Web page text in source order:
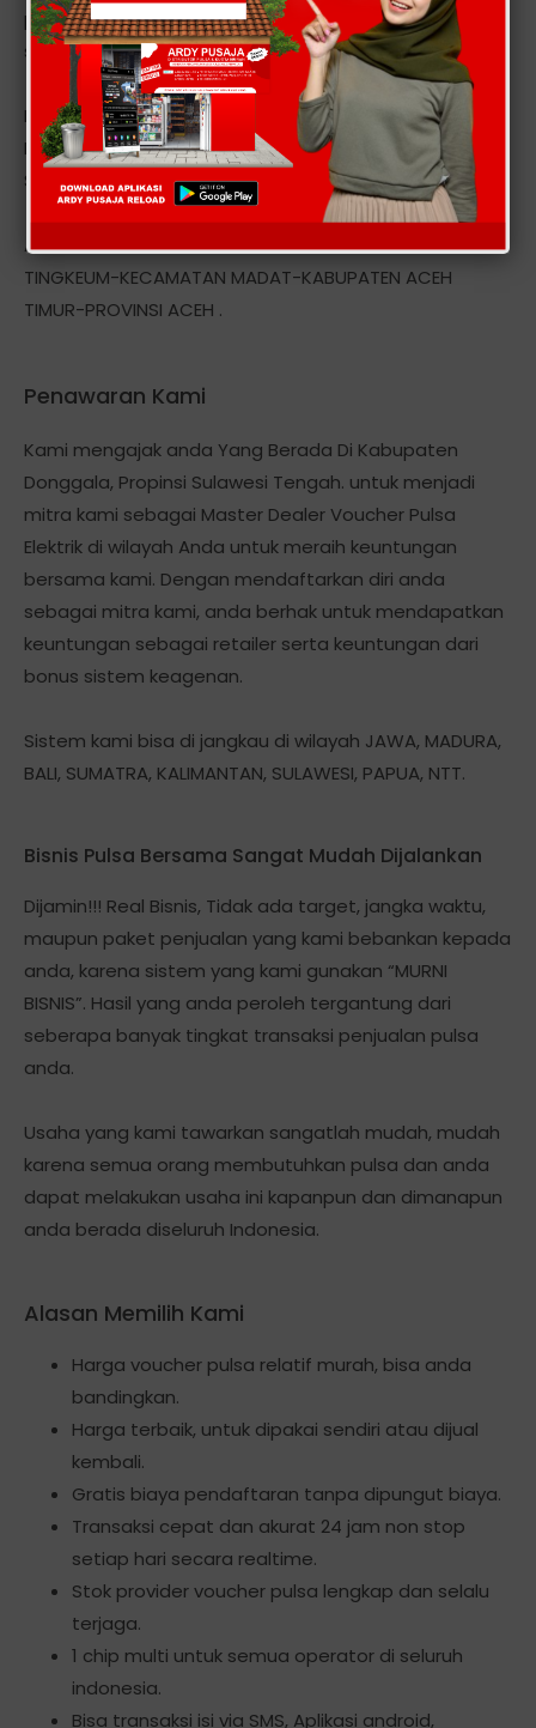
pengisian multi operator, transaksi 24 jam non stop
setiap hari secara realtime.
Layanan kami meliputi seluruh provider seluler seperti :
Mentari, Indosat IM3, Simpati, AS, XL, Telkom, Esia, Ceria,
Smart, Axis, Three StarOne, Hepi dan Token Pln, dll
Alamat kantor kami berlokasi Di: DESA MEUNASAH
TINGKEUM-KECAMATAN MADAT-KABUPATEN ACEH
TIMUR-PROVINSI ACEH .
Penawaran Kami
Kami mengajak anda Yang Berada Di Kabupaten
Donggala, Propinsi Sulawesi Tengah. untuk menjadi
mitra kami sebagai Master Dealer Voucher Pulsa
Elektrik di wilayah Anda untuk meraih keuntungan
bersama kami. Dengan mendaftarkan diri anda
sebagai mitra kami, anda berhak untuk mendapatkan
keuntungan sebagai retailer serta keuntungan dari
bonus sistem keagenan.
Sistem kami bisa di jangkau di wilayah JAWA, MADURA,
BALI, SUMATRA, KALIMANTAN, SULAWESI, PAPUA, NTT.
Bisnis Pulsa Bersama Sangat Mudah Dijalankan
Dijamin!!! Real Bisnis, Tidak ada target, jangka waktu,
maupun paket penjualan yang kami bebankan kepada
anda, karena sistem yang kami gunakan “MURNI
BISNIS”. Hasil yang anda peroleh tergantung dari
seberapa banyak tingkat transaksi penjualan pulsa
anda.
Usaha yang kami tawarkan sangatlah mudah, mudah
karena semua orang membutuhkan pulsa dan anda
dapat melakukan usaha ini kapanpun dan dimanapun
anda berada diseluruh Indonesia.
Alasan Memilih Kami
Harga voucher pulsa relatif murah, bisa anda
bandingkan.
Harga terbaik, untuk dipakai sendiri atau dijual
kembali.
Gratis biaya pendaftaran tanpa dipungut biaya.
Transaksi cepat dan akurat 24 jam non stop
setiap hari secara realtime.
Stok provider voucher pulsa lengkap dan selalu
terjaga.
1 chip multi untuk semua operator di seluruh
indonesia.
Bisa transaksi isi via SMS, Aplikasi android,